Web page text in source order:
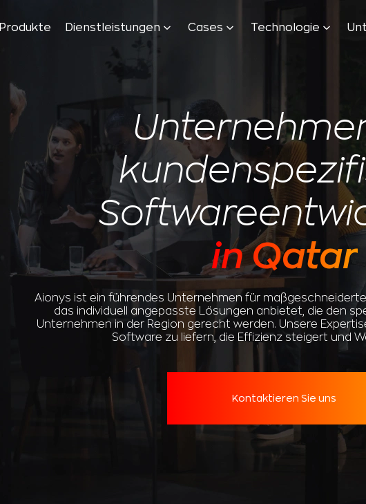
Produkte Dienstleistungen Cases Technologie
in Qatar
Aionys ist ein führendes Unternehmen für
das individuell angepasste Lösungen anbietet, die den
Unternehmen in der Region gerecht werden. Unsere
Software zu liefern, die Effizienz steigert und
Kontaktieren Sie uns